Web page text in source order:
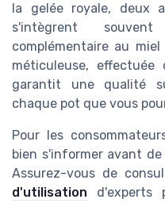
la gelée royale, deux
s'intègrent
complémentaire au
méticuleuse, effectuée
garantit une qualité
chaque pot que vous
Pour les
bien s'informer avant
Assurez-vous de
d'utilisation d'experts